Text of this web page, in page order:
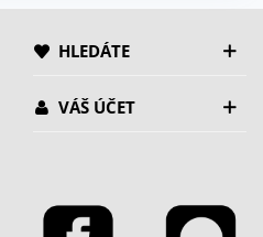
HLEDÁTE
VÁŠ ÚČET